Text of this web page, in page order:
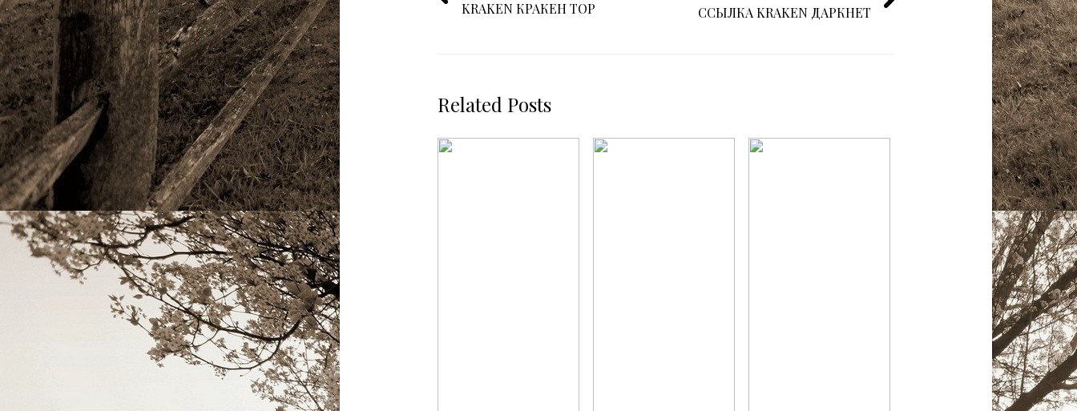
KRAKEN КРАКЕН ТОР
ССЫЛКА KRAKEN ДАРКНЕТ
Related Posts